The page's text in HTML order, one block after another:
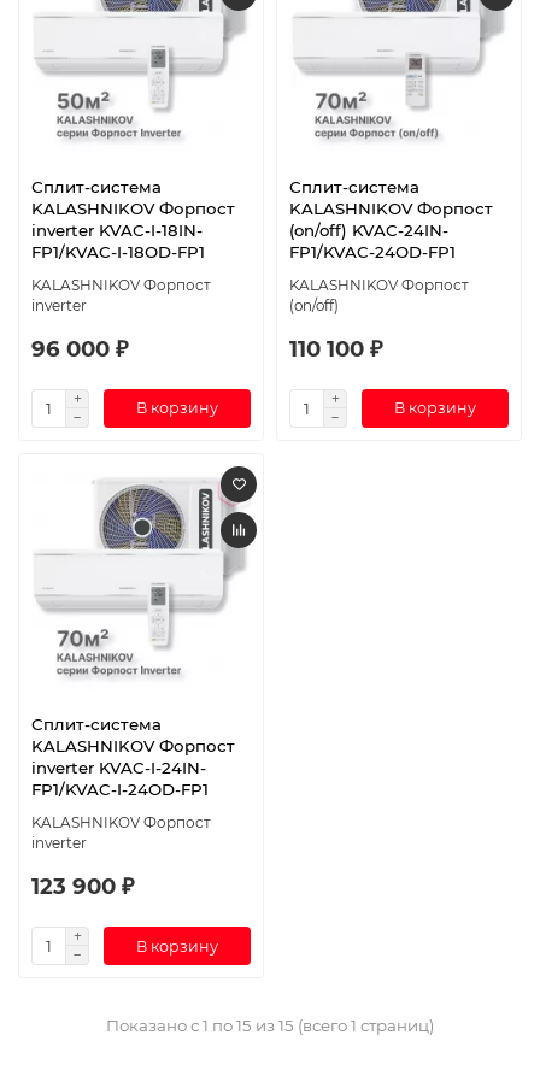
Сплит-система
KALASHNIKOV Форпост
inverter KVAC-I-18IN-
FP1/KVAC-I-18OD-FP1
KALASHNIKOV Форпост
inverter
96 000 ₽
В корзину
Сплит-система
KALASHNIKOV Форпост
(on/off) KVAC-24IN-
FP1/KVAC-24OD-FP1
KALASHNIKOV Форпост
(on/off)
110 100 ₽
В корзину
Сплит-система
KALASHNIKOV Форпост
inverter KVAC-I-24IN-
FP1/KVAC-I-24OD-FP1
KALASHNIKOV Форпост
inverter
123 900 ₽
В корзину
Показано с 1 по 15 из 15 (всего 1 страниц)